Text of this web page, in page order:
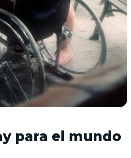
para el mundo